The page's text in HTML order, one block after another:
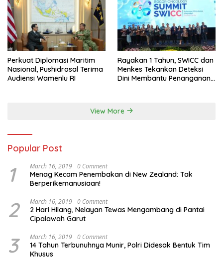
Perkuat Diplomasi Maritim
Nasional, Pushidrosal Terima
Audiensi Wamenlu RI
Rayakan 1 Tahun, SWICC dan
Menkes Tekankan Deteksi
Dini Membantu Penanganan
View More
Popular Post
1 March 16, 2019 0 Comment
Menag Kecam Penembakan di New Zealand: Tak
Berperikemanusiaan!
2 March 16, 2019 0 Comment
2 Hari Hilang, Nelayan Tewas Mengambang di Pantai
Cipalawah Garut
3 March 16, 2019 0 Comment
14 Tahun Terbunuhnya Munir, Polri Didesak Bentuk Tim
Khusus